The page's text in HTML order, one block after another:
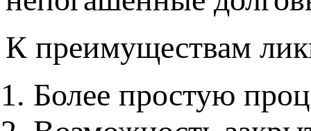
К преимуществам
Более простую